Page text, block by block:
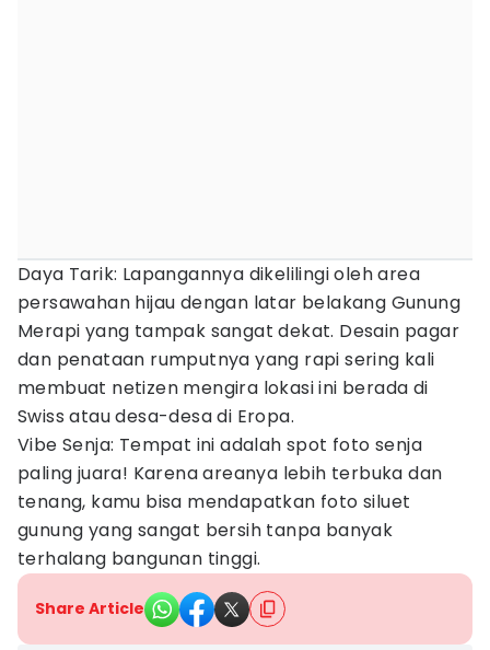
Daya Tarik: Lapangannya dikelilingi oleh area
persawahan hijau dengan latar belakang Gunung
Merapi yang tampak sangat dekat. Desain pagar
dan penataan rumputnya yang rapi sering kali
membuat netizen mengira lokasi ini berada di
Swiss atau desa-desa di Eropa.
Vibe Senja: Tempat ini adalah spot foto senja
paling juara! Karena areanya lebih terbuka dan
tenang, kamu bisa mendapatkan foto siluet
gunung yang sangat bersih tanpa banyak
terhalang bangunan tinggi.
Share Article